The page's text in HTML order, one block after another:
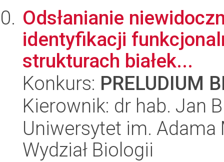
Odsłanianie
identyfikacji
strukturach białek...
Konkurs: PRELUDIUM
Kierownik: dr hab. Jan
Uniwersytet im.
Wydział Biologii